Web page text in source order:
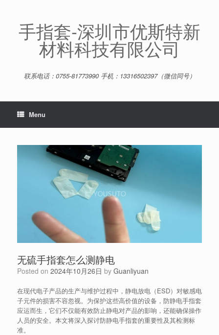
content手指套-深圳市优斯特新
材料科技有限公司
联系电话：0755-81773990 手机：13316502397（微信同号）
Menu
无硫手指套怎么测静电
Posted on 2024年10月26日 by Guanliyuan
在现代电子产品的生产与维护过程中，静电放电（ESD）对敏感电
子元件的损害不容忽视。为保护这些高价值的设备，防静电手指套
应运而生，它们不仅能有效防止静电对产品的影响，还能确保操作
人员的安全。本文将深入探讨防静电手指套的重要性及其检测标
准。